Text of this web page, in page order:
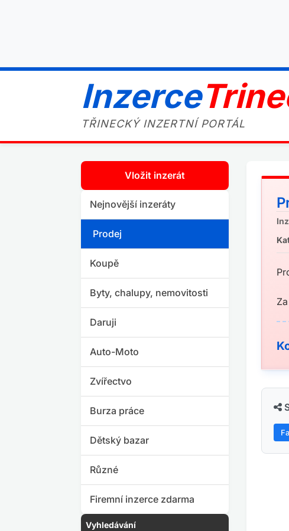
Inzerce
TŘINECKÝ INZERTNÍ PORTÁL
Vložit inzerát
Nejnovější inzeráty
Prodej
Koupě
Byty, chalupy, nemovitosti
Daruji
Auto-Moto
Zvířectvo
Burza práce
Dětský bazar
Různé
Firemní inzerce zdarma
Vyhledávání